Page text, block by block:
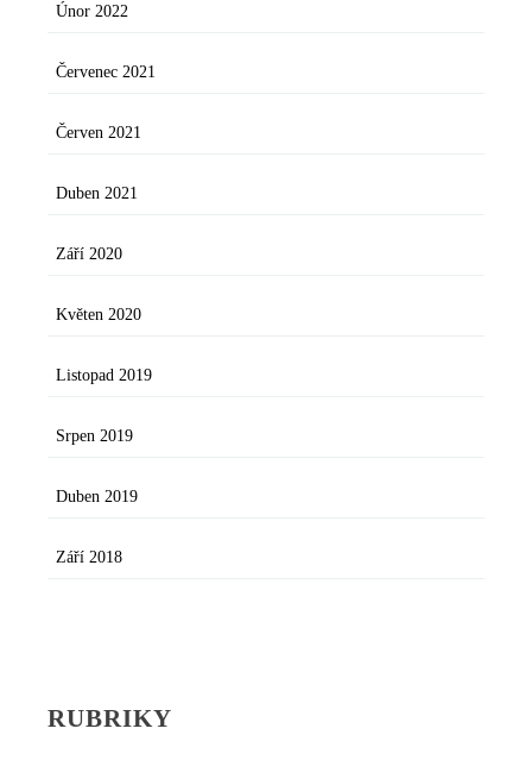
Únor 2022
Červenec 2021
Červen 2021
Duben 2021
Září 2020
Květen 2020
Listopad 2019
Srpen 2019
Duben 2019
Září 2018
RUBRIKY